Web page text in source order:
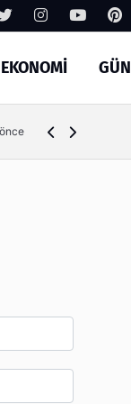
EKONOMİ
SEO Hizmeti